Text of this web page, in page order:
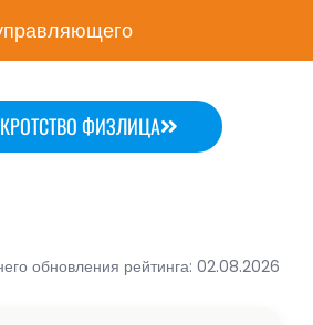
ФИЗЛИЦА
обновления рейтинга: 02.08.2026